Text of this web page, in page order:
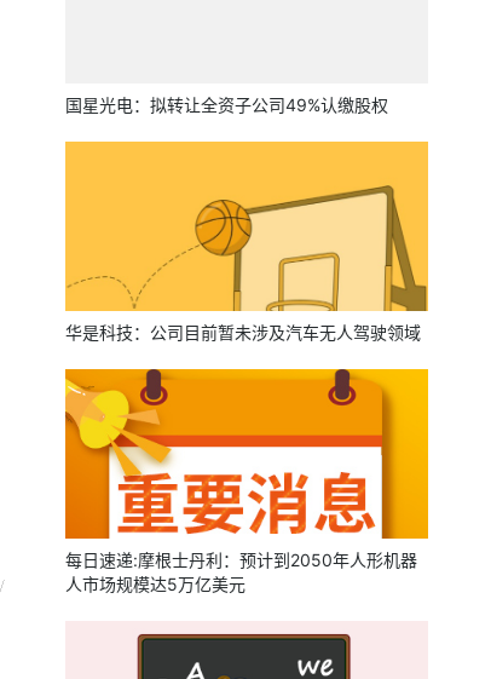
国星光电：拟转让全资子公司49%认缴股权
华是科技：公司目前暂未涉及汽车无人驾驶领域
每日速递:摩根士丹利：预计到2050年人形机器
人市场规模达5万亿美元